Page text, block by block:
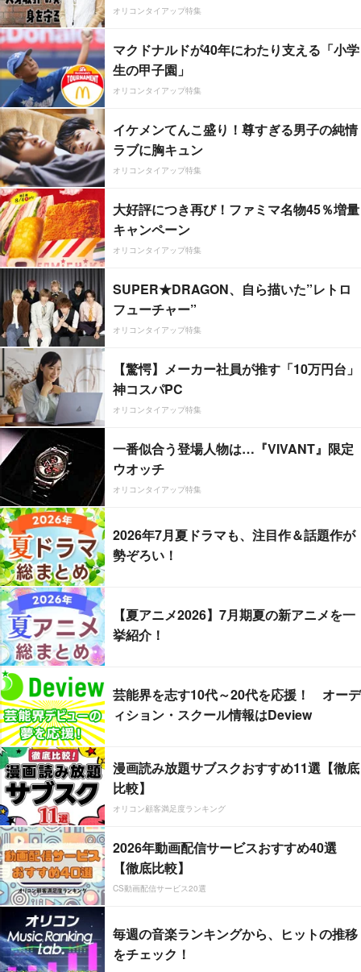
オリコンタイアップ特集
マクドナルドが40年にわたり支える「小学
生の甲子園」
オリコンタイアップ特集
イケメンてんこ盛り！尊すぎる男子の純情
ラブに胸キュン
オリコンタイアップ特集
大好評につき再び！ファミマ名物45％増量
キャンペーン
オリコンタイアップ特集
SUPER★DRAGON、自ら描いた”レトロ
フューチャー”
オリコンタイアップ特集
【驚愕】メーカー社員が推す「10万円台」
神コスパPC
オリコンタイアップ特集
一番似合う登場人物は…『VIVANT』限定
ウオッチ
オリコンタイアップ特集
2026年7月夏ドラマも、注目作＆話題作が
勢ぞろい！
【夏アニメ2026】7月期夏の新アニメを一
挙紹介！
芸能界を志す10代～20代を応援！ オーデ
ィション・スクール情報はDeview
漫画読み放題サブスクおすすめ11選【徹底
比較】
オリコン顧客満足度ランキング
2026年動画配信サービスおすすめ40選
【徹底比較】
CS動画配信サービス20選
毎週の音楽ランキングから、ヒットの推移
をチェック！